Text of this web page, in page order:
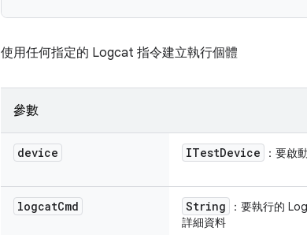
使用任何指定的 Logcat 指令建立執行個體
參數
device ITestDevice ：要啟
logcatCmd String
：要執行的
詳細資料